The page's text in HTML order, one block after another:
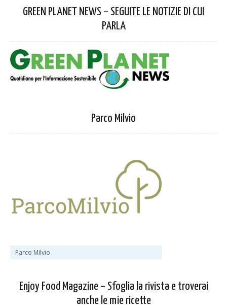
GREEN PLANET NEWS – SEGUITE LE NOTIZIE DI CUI
PARLA
Parco Milvio
Parco Milvio
Enjoy Food Magazine – Sfoglia la rivista e troverai
anche le mie ricette